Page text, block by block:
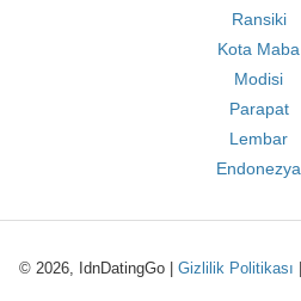
Ransiki
Kota Maba
Modisi
Parapat
Lembar
Endonezya
© 2026, IdnDatingGo | Gizlilik Politikası